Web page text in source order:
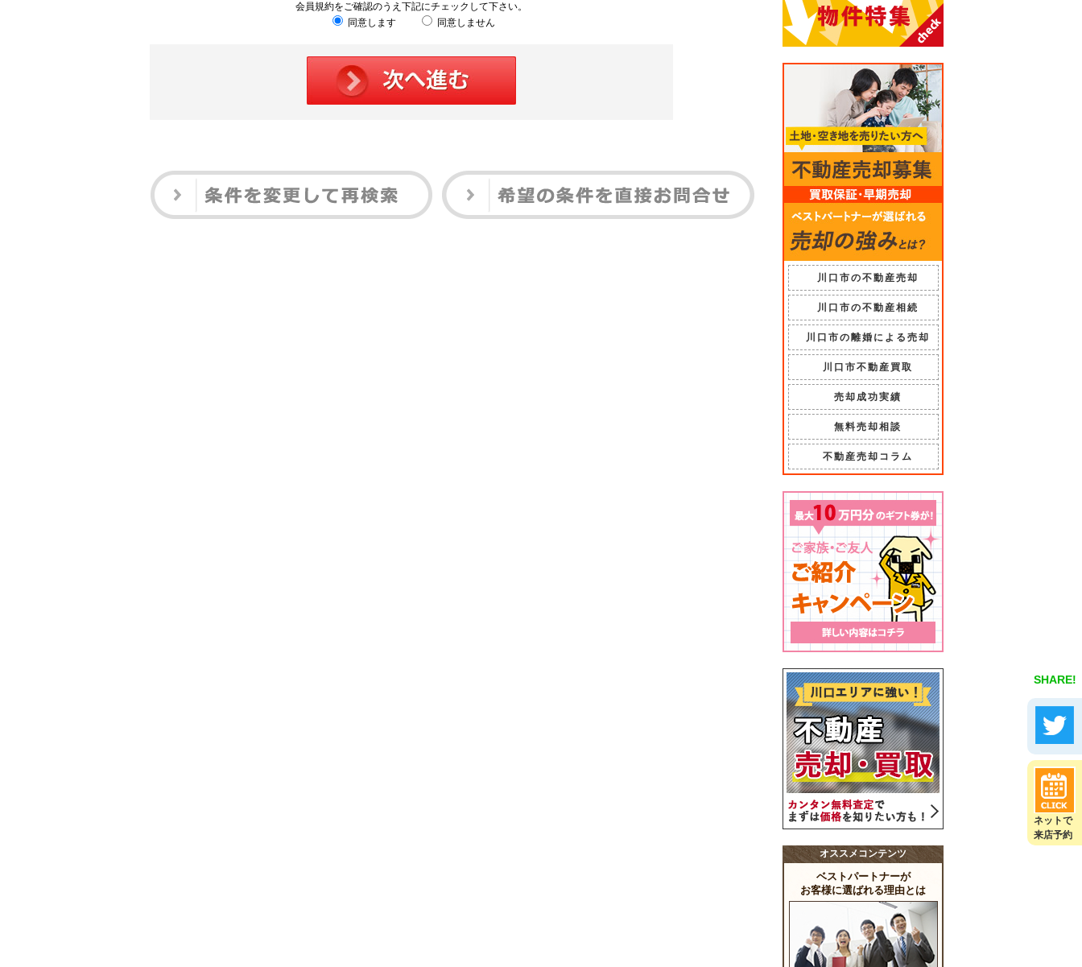
SHARE!
ネットで
来店予約
会員規約をご確認のうえ下記にチェックして下さい。
同意します
同意しません
川口市の不動産売却
川口市の不動産相続
川口市の離婚による売却
川口市不動産買取
売却成功実績
無料売却相談
不動産売却コラム
オススメコンテンツ
ベストパートナーが
お客様に選ばれる理由とは